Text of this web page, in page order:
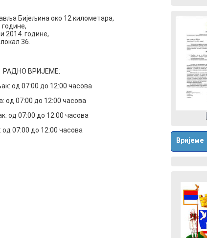
Бијељина око 12 километара,
2014. године,
36.
РАДНО ВРИЈЕМЕ:
од 07:00 до 12:00 часова
од 07:00 до 12:00 часова
од 07:00 до 12:00 часова
од 07:00 до 12:00 часова
Вријеме